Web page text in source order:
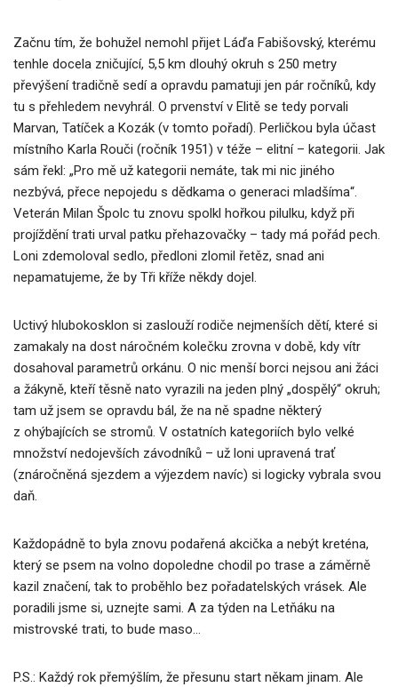
Začnu tím, že bohužel nemohl přijet Láďa Fabišovský, kterému
tenhle docela zničující, 5,5 km dlouhý okruh s 250 metry
převýšení tradičně sedí a opravdu pamatuji jen pár ročníků, kdy
tu s přehledem nevyhrál. O prvenství v Elitě se tedy porvali
Marvan, Tatíček a Kozák (v tomto pořadí). Perličkou byla účast
místního Karla Rouči (ročník 1951) v téže – elitní – kategorii. Jak
sám řekl: „Pro mě už kategorii nemáte, tak mi nic jiného
nezbývá, přece nepojedu s dědkama o generaci mladšíma“.
Veterán Milan Špolc tu znovu spolkl hořkou pilulku, když při
projíždění trati urval patku přehazovačky – tady má pořád pech.
Loni zdemoloval sedlo, předloni zlomil řetěz, snad ani
nepamatujeme, že by Tři kříže někdy dojel.
Uctivý hlubokosklon si zaslouží rodiče nejmenších dětí, které si
zamakaly na dost náročném kolečku zrovna v době, kdy vítr
dosahoval parametrů orkánu. O nic menší borci nejsou ani žáci
a žákyně, kteří těsně nato vyrazili na jeden plný „dospělý“ okruh;
tam už jsem se opravdu bál, že na ně spadne některý
z ohýbajících se stromů. V ostatních kategoriích bylo velké
množství nedojevších závodníků – už loni upravená trať
(znáročněná sjezdem a výjezdem navíc) si logicky vybrala svou
daň.
Každopádně to byla znovu podařená akcička a nebýt kreténa,
který se psem na volno dopoledne chodil po trase a záměrně
kazil značení, tak to proběhlo bez pořadatelských vrásek. Ale
poradili jsme si, uznejte sami. A za týden na Letňáku na
mistrovské trati, to bude maso…
P.S.: Každý rok přemýšlím, že přesunu start někam jinam. Ale